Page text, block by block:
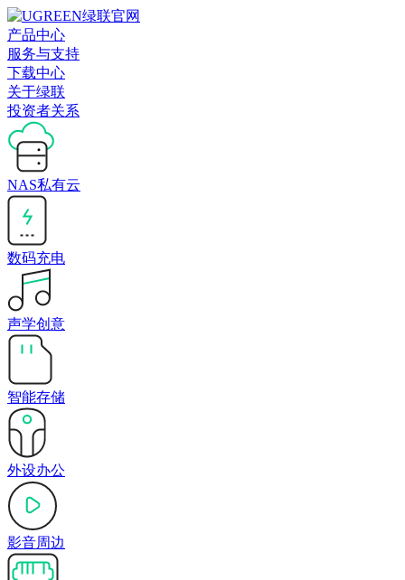
产品中心
服务与支持
下载中心
关于绿联
投资者关系
NAS私有云
数码充电
声学创意
智能存储
外设办公
影音周边